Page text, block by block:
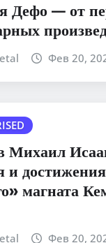
Дефо — от
Фев 20,
Михаил
и достижения
магната
Фев 20,